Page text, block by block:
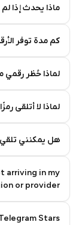
ماذا يحدث إذا لم
كم مدة توفر
لماذا حُظر
لماذا لا أتلقى
هل يمكنني تلقي
arriving in my
or provider?
Stars?
in Telegram